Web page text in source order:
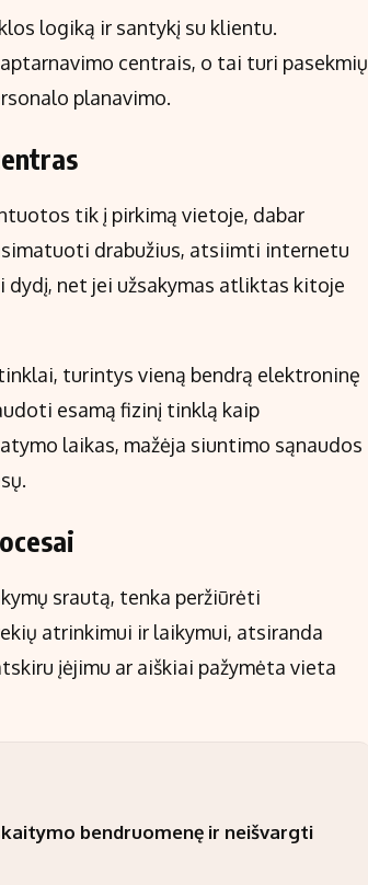
logiką ir santykį su klientu.
centrais, o tai turi pasekmių
planavimo.
tik į pirkimą vietoje, dabar
drabužius, atsiimti internetu
dydį, net jei užsakymas atliktas kitoje
turintys vieną bendrą elektroninę
esamą fizinį tinklą kaip
laikas, mažėja siuntimo sąnaudos
srautą, tenka peržiūrėti
atrinkimui ir laikymui, atsiranda
įėjimu ar aiškiai pažymėta vieta
bendruomenę ir neišvargti